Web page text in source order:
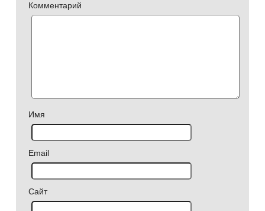
Комментарий
Имя
Email
Сайт